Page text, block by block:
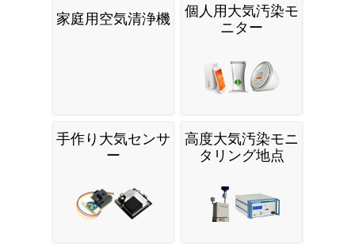
家庭用空気清浄機
個人用大気汚染モ
ニター
手作り大気センサ
ー
高度大気汚染モニ
タリング地点